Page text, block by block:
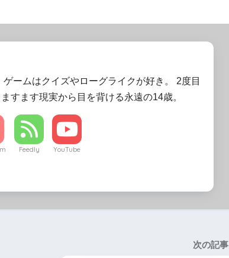
ゲームはクイズやローグライクが好き。 2度目
すます現実から目を背ける永遠の14歳。
Feedly YouTube
次の記事